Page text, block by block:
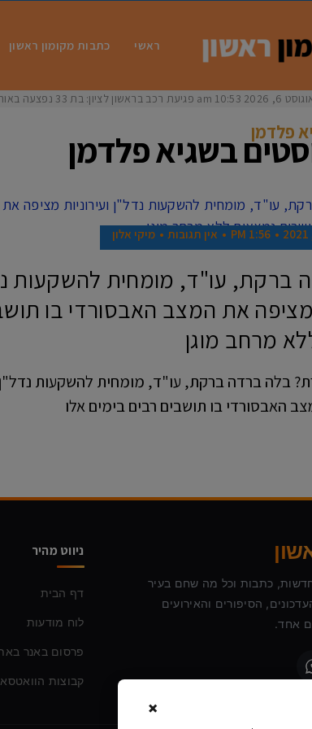
ראשי כתבות מקומון ראשון
6, 2026
10:53 am פגיעת רכב בראשון לציון: בת 33 נפצעה באורח בינוני ברחוב ירוש
פלדמן בשגיא פלדמן
1:56 PM אין תגובות מיקי אלון
ברקת, עו"ד, מומחית להשקעות
מציפה את המצב האבסורדי בו
מרחב מוגן
בלה ברדה ברקת, עו"ד, מומחית להשקעות נדל"ן
האבסורדי בו תושבים רבים בימים אלו
כתבות וכל מה שחם בעיר
הסיפורים והאירועים
אחד.
ניווט מהיר
דף הבית
לוח מודעות
פרסום באנר
קבוצות
×